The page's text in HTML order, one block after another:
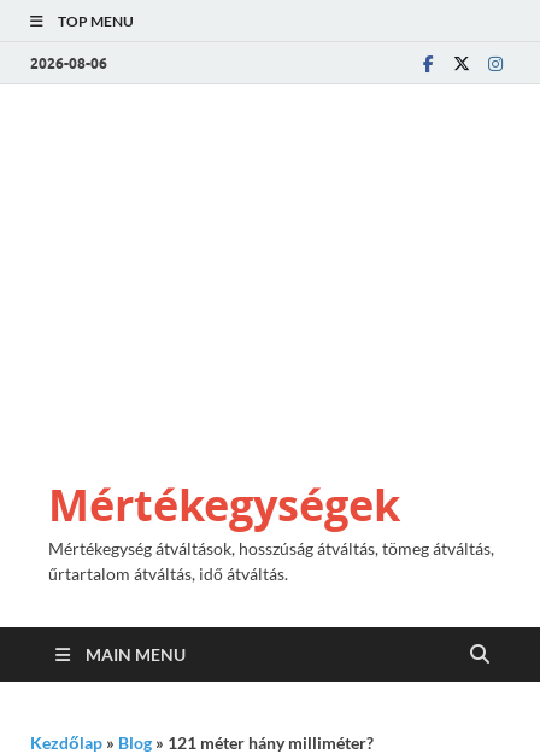
TOP MENU
2026-08-06
Mértékegységek
Mértékegység átváltások, hosszúság átváltás, tömeg átváltás,
űrtartalom átváltás, idő átváltás.
MAIN MENU
Kezdőlap » Blog » 121 méter hány milliméter?